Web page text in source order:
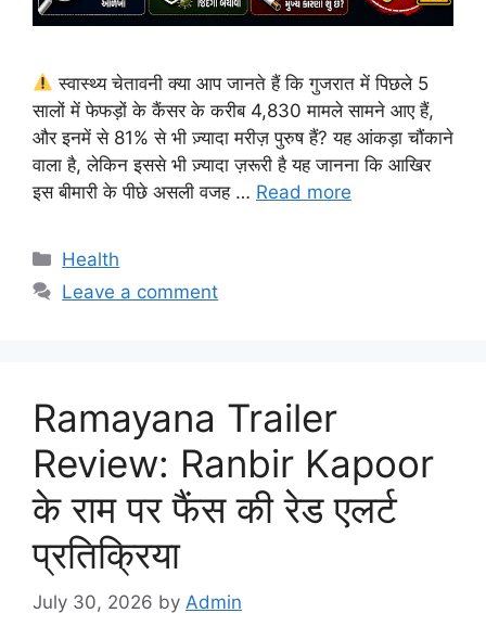
स्वास्थ्य चेतावनी क्या आप जानते हैं कि गुजरात में पिछले 5
सालों में फेफड़ों के कैंसर के करीब 4,830 मामले सामने आए हैं,
और इनमें से 81% से भी ज़्यादा मरीज़ पुरुष हैं? यह आंकड़ा चौंकाने
वाला है, लेकिन इससे भी ज़्यादा ज़रूरी है यह जानना कि आखिर
इस बीमारी के पीछे असली वजह … Read more
Categories
Health
Leave a comment
Ramayana Trailer
Review: Ranbir Kapoor
के राम पर फैंस की रेड एलर्ट
प्रतिक्रिया
July 30, 2026 by Admin